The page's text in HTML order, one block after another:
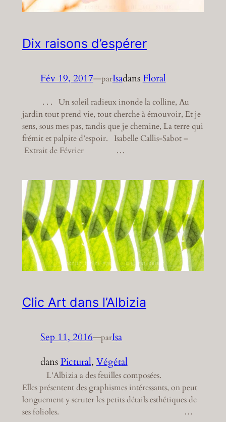
Dix raisons d’espérer
Fév 19, 2017—parIsadansFloral
. . . Un soleil radieux inonde la colline, Au
jardin tout prend vie, tout cherche à émouvoir, Et je
sens, sous mes pas, tandis que je chemine, La terre qui
frémit et palpite d’espoir. Isabelle Callis-Sabot –
Extrait de Février …
Clic Art dans l’Albizia
Sep 11, 2016—parIsa
dansPictural, Végétal
L’Albizia a des feuilles composées.
Elles présentent des graphismes intéressants, on peut
longuement y scruter les petits détails esthétiques de
ses folioles. …